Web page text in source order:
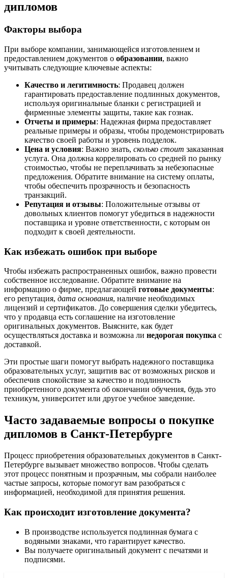
дипломов
Факторы выбора
При выборе компании, занимающейся изготовлением и
предоставлением документов о образовании, важно
учитывать следующие ключевые аспекты:
Качество и легитимность: Продавец должен
гарантировать предоставление подлинных документов,
используя оригинальные бланки с регистрацией и
фирменные элементы защиты, такие как гознак.
Отчеты и примеры: Надежная фирма предоставляет
реальные примеры и образы, чтобы продемонстрировать
качество своей работы и уровень подделок.
Цена и условия: Важно знать, сколько стоит заказанная
услуга. Она должна коррелировать со средней по рынку
стоимостью, чтобы не переплачивать за небезопасные
предложения. Обратите внимание на систему оплаты,
чтобы обеспечить прозрачность и безопасность
транзакций.
Репутация и отзывы: Положительные отзывы от
довольных клиентов помогут убедиться в надежности
поставщика и уровне ответственности, с которым он
подходит к своей деятельности.
Как избежать ошибок при выборе
Чтобы избежать распространенных ошибок, важно провести
собственное исследование. Обратите внимание на
информацию о фирме, предлагающей готовые документы:
его репутация, дата основания, наличие необходимых
лицензий и сертификатов. До совершения сделки убедитесь,
что у продавца есть соглашение на изготовление
оригинальных документов. Выясните, как будет
осуществляться доставка и возможна ли недорогая покупка с
доставкой.
Эти простые шаги помогут выбрать надежного поставщика
образовательных услуг, защитив вас от возможных рисков и
обеспечив спокойствие за качество и подлинность
приобретенного документа об окончании обучения, будь это
техникум, университет или другое учебное заведение.
Часто задаваемые вопросы о покупке
дипломов в Санкт-Петербурге
Процесс приобретения образовательных документов в Санкт-
Петербурге вызывает множество вопросов. Чтобы сделать
этот процесс понятным и прозрачным, мы собрали наиболее
частые запросы, которые помогут вам разобраться с
информацией, необходимой для принятия решения.
Как происходит изготовление документа?
В производстве используется подлинная бумага с
водяными знаками, что гарантирует качество.
Вы получаете оригинальный документ с печатями и
подписями.